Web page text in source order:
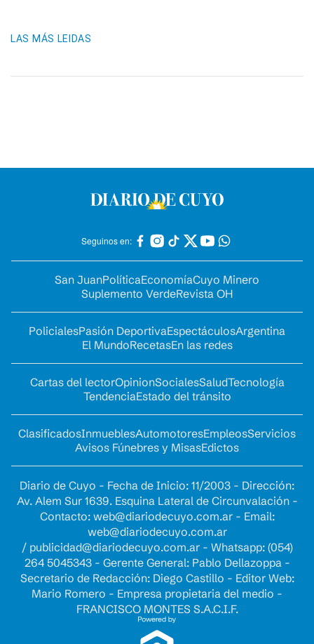
LAS MÁS LEIDAS
Seguinos en:
San JuanPolíticaEconomíaCuyo Minero
Suplemento VerdeRevista OH
PolicialesPasión DeportivaEspectáculosArgentina
El MundoRecetasEn las redes
Cartas del lectorOpinionSocialesSaludTecnología
TendenciaEstado del tránsito
ClasificadosInmueblesAutomotoresEmpleosServicios
Avisos Fúnebres y MisasEdictos
Diario de Cuyo - Fecha de Inicio: 11/2003 - Dirección:
Av. Alem Sur 1639. Esquina Lateral de Circunvalación -
Contacto: web@diariodecuyo.com.ar- Email:
web@diariodecuyo.com.ar
/ publicidad@diariodecuyo.com.ar- Whatsapp: (054)
264 5045343 - Gerente General: Pablo Dellazoppa -
Secretario de Redacción: Diego Castillo - Editor Web:
Mario Romero - Empresa propietaria del medio -
FRANCISCO MONTES S.A.C.I.F.